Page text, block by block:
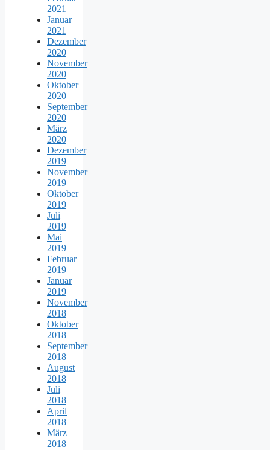
2021
Januar
2021
Dezember
2020
November
2020
Oktober
2020
September
2020
März
2020
Dezember
2019
November
2019
Oktober
2019
Juli
2019
Mai
2019
Februar
2019
Januar
2019
November
2018
Oktober
2018
September
2018
August
2018
Juli
2018
April
2018
März
2018